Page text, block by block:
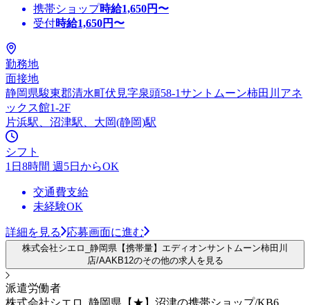
携帯ショップ時給1,650円〜
受付時給1,650円〜
勤務地
面接地
静岡県駿東郡清水町伏見字泉頭58-1サントムーン柿田川アネ
ックス館1-2F
片浜駅、沼津駅、大岡(静岡)駅
シフト
1日8時間 週5日からOK
交通費支給
未経験OK
詳細を見る 応募画面に進む
株式会社シエロ_静岡県【携帯量】エディオンサントムーン柿田川
店/AAKB12のその他の求人を見る
派遣労働者
株式会社シエロ_静岡県【★】沼津の携帯ショップ/KB6